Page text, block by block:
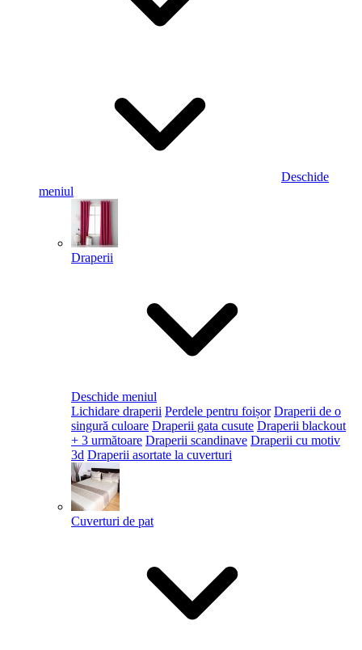
Deschide
meniul
Draperii
Deschide meniul
Lichidare draperii Perdele pentru foișor Draperii de o
singură culoare Draperii gata cusute Draperii blackout
+ 3 următoare Draperii scandinave Draperii cu motiv
3d Draperii asortate la cuverturi
Cuverturi de pat